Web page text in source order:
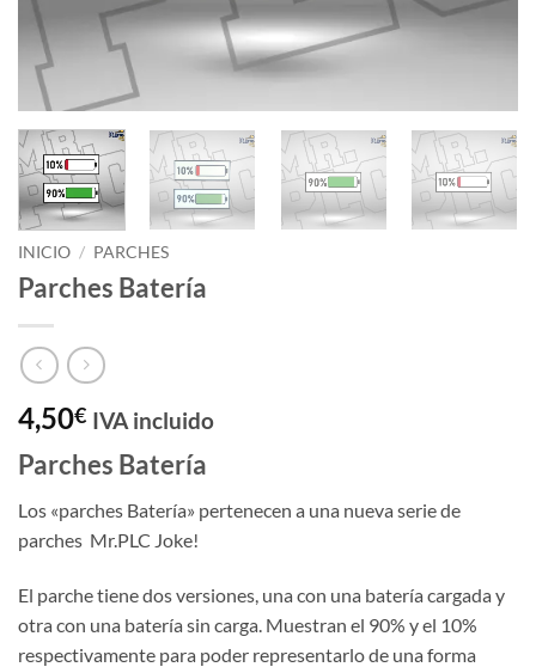
INICIO / PARCHES
Parches Batería
4,50€ IVA incluido
Parches Batería
Los «parches Batería» pertenecen a una nueva serie de
parches Mr.PLC Joke!
El parche tiene dos versiones, una con una batería cargada y
otra con una batería sin carga. Muestran el 90% y el 10%
respectivamente para poder representarlo de una forma